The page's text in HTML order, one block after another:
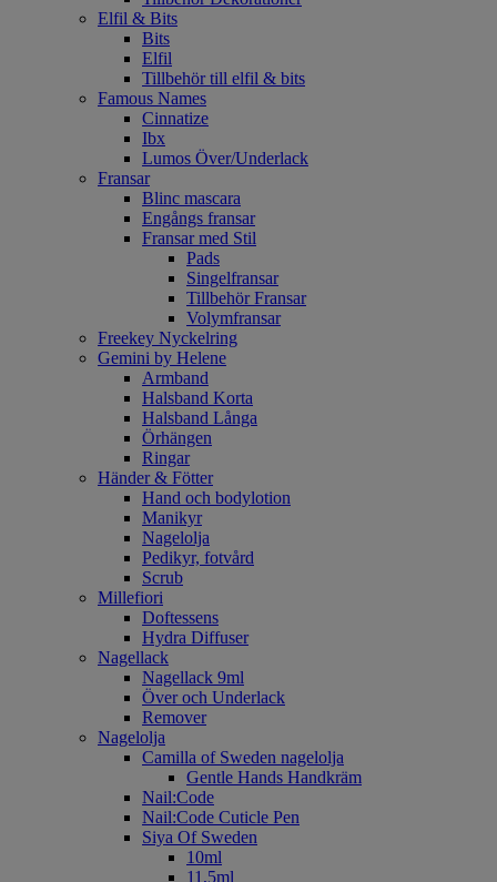
Elfil & Bits
Bits
Elfil
Tillbehör till elfil & bits
Famous Names
Cinnatize
Ibx
Lumos Över/Underlack
Fransar
Blinc mascara
Engångs fransar
Fransar med Stil
Pads
Singelfransar
Tillbehör Fransar
Volymfransar
Freekey Nyckelring
Gemini by Helene
Armband
Halsband Korta
Halsband Långa
Örhängen
Ringar
Händer & Fötter
Hand och bodylotion
Manikyr
Nagelolja
Pedikyr, fotvård
Scrub
Millefiori
Doftessens
Hydra Diffuser
Nagellack
Nagellack 9ml
Över och Underlack
Remover
Nagelolja
Camilla of Sweden nagelolja
Gentle Hands Handkräm
Nail:Code
Nail:Code Cuticle Pen
Siya Of Sweden
10ml
11,5ml